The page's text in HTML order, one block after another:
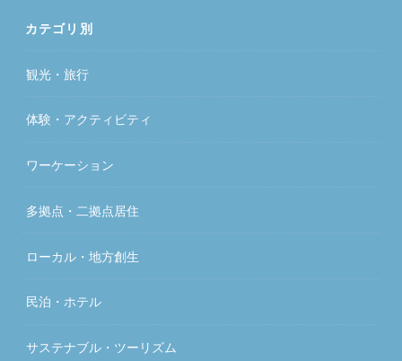
カテゴリ別
観光・旅行
体験・アクティビティ
ワーケーション
多拠点・二拠点居住
ローカル・地方創生
民泊・ホテル
サステナブル・ツーリズム